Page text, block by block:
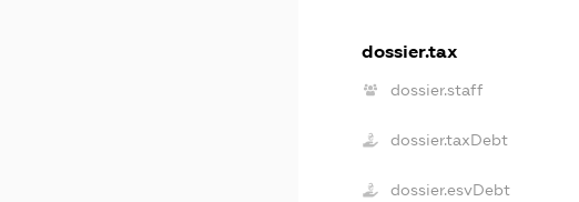
dossier.tax
dossier.staff
dossier.taxDebt
dossier.esvDebt